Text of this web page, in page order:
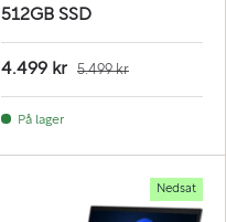
512GB SSD
4.499 kr 5.499 kr
På lager
Nedsat